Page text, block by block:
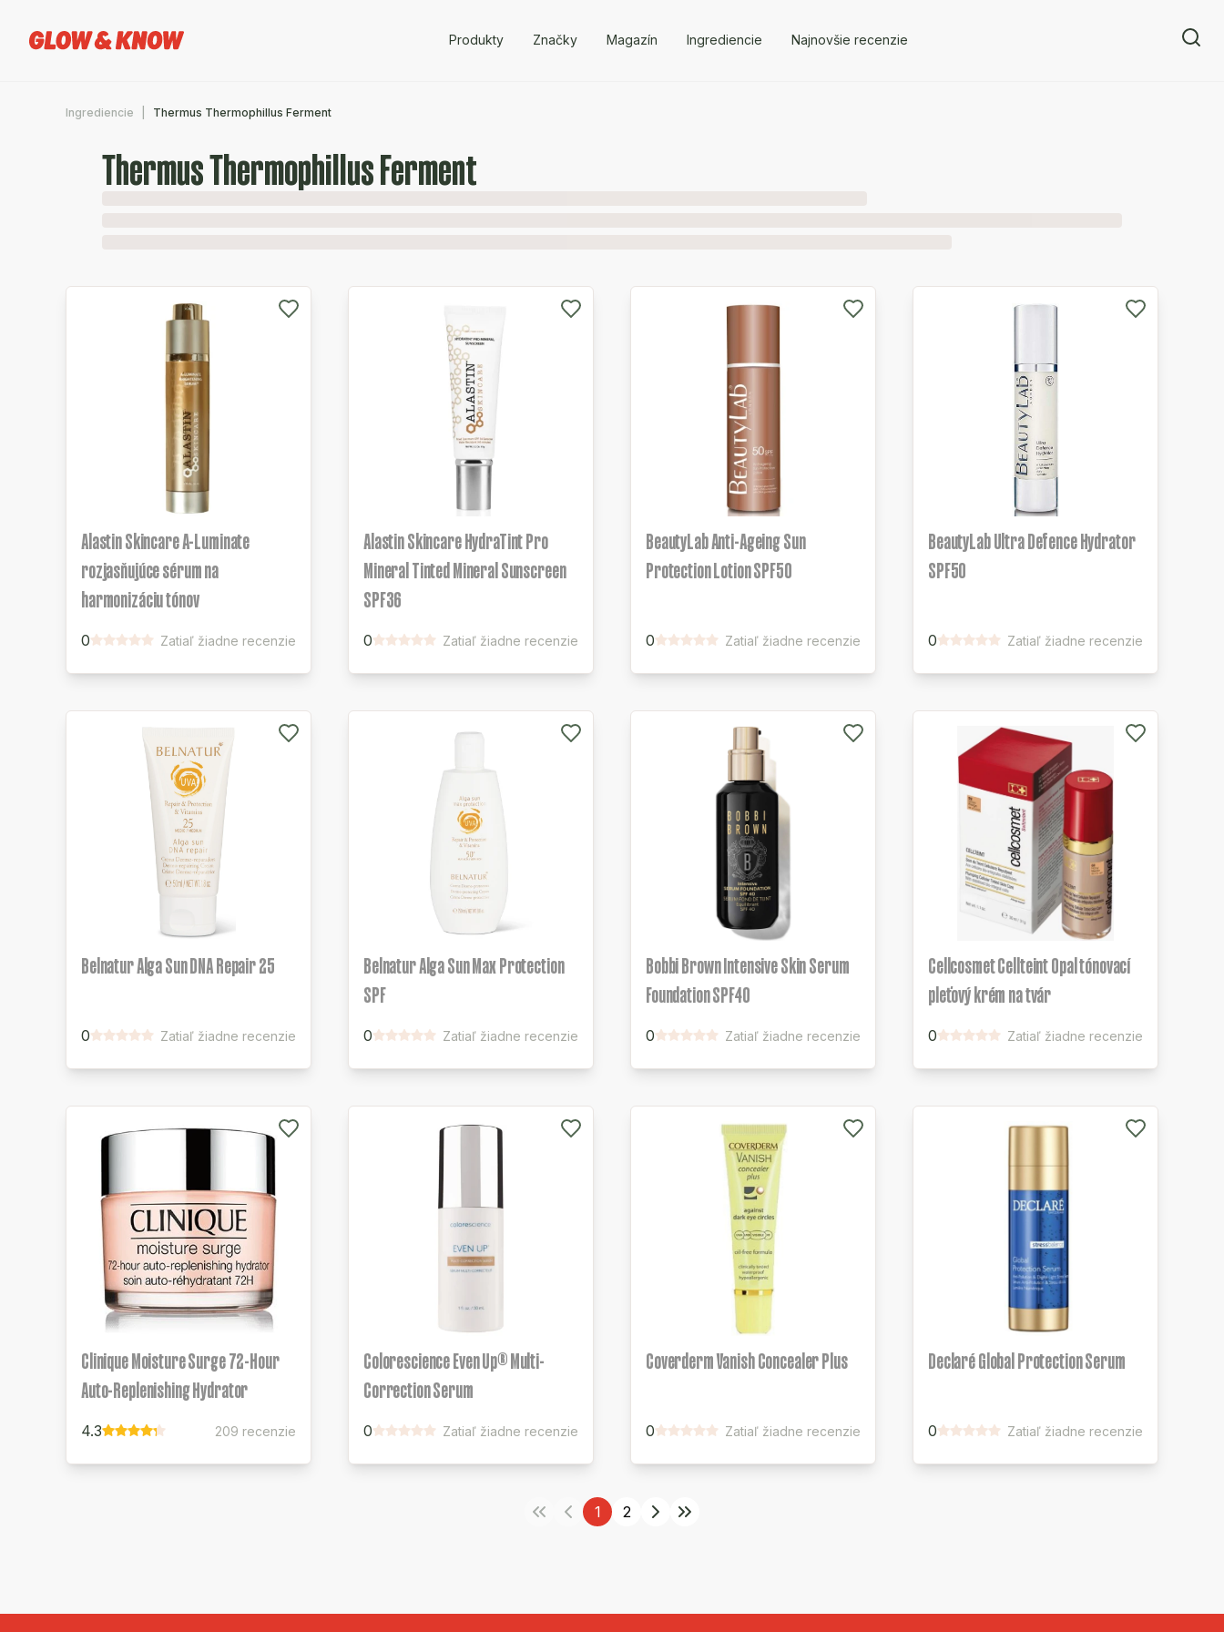
Produkty Značky Magazín Ingrediencie Najnovšie recenzie
Ingrediencie Thermus Thermophillus Ferment
Thermus Thermophillus Ferment
Alastin Skincare A-Luminate
rozjasňujúce sérum na
harmonizáciu tónov
0 Zatiaľ žiadne recenzie
Alastin Skincare HydraTint Pro
Mineral Tinted Mineral Sunscreen
SPF36
0 Zatiaľ žiadne recenzie
BeautyLab Anti-Ageing Sun
Protection Lotion SPF50
0 Zatiaľ žiadne recenzie
BeautyLab Ultra Defence Hydrator
SPF50
0 Zatiaľ žiadne recenzie
Belnatur Alga Sun DNA Repair 25
0 Zatiaľ žiadne recenzie
Belnatur Alga Sun Max Protection
SPF
0 Zatiaľ žiadne recenzie
Bobbi Brown Intensive Skin Serum
Foundation SPF40
0 Zatiaľ žiadne recenzie
Cellcosmet Cellteint Opal tónovací
pleťový krém na tvár
0 Zatiaľ žiadne recenzie
Clinique Moisture Surge 72-Hour
Auto-Replenishing Hydrator
4.3 209 recenzie
Colorescience Even Up® Multi-
Correction Serum
0 Zatiaľ žiadne recenzie
Coverderm Vanish Concealer Plus
0 Zatiaľ žiadne recenzie
Declaré Global Protection Serum
0 Zatiaľ žiadne recenzie
1 2